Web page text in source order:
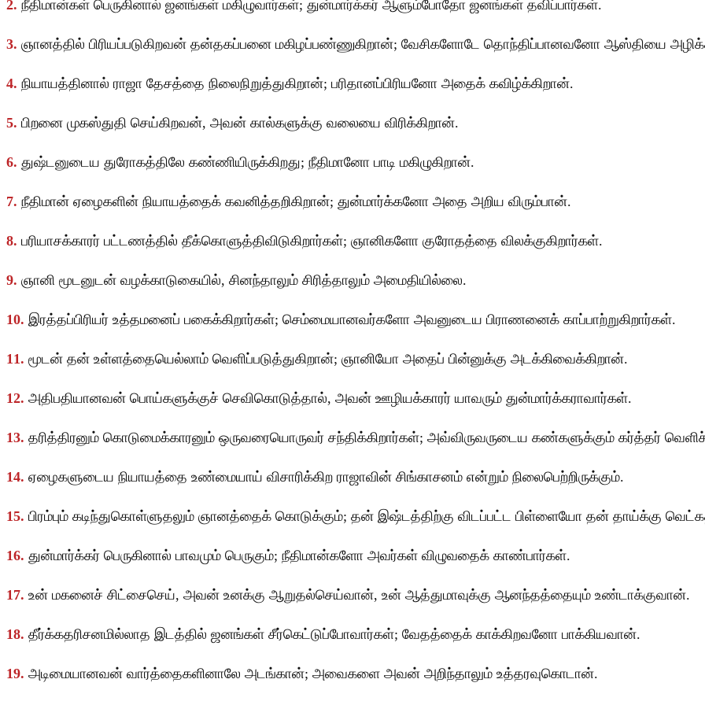
2. நீதிமான்கள் பெருகினால் ஜனங்கள் மகிழுவார்கள்; துன்மார்க்கர் ஆளும்போதோ ஜனங்கள் தவிப்பார்கள்.
3. ஞானத்தில் பிரியப்படுகிறவன் தன்தகப்பனை மகிழப்பண்ணுகிறான்; வேசிகளோடே தொந்திப்பானவனோ ஆஸ்தியை
4. நியாயத்தினால் ராஜா தேசத்தை நிலைநிறுத்துகிறான்; பரிதானப்பிரியனோ அதைக் கவிழ்க்கிறான்.
5. பிறனை முகஸ்துதி செய்கிறவன், அவன் கால்களுக்கு வலையை விரிக்கிறான்.
6. துஷ்டனுடைய துரோகத்திலே கண்ணியிருக்கிறது; நீதிமானோ பாடி மகிழுகிறான்.
7. நீதிமான் ஏழைகளின் நியாயத்தைக் கவனித்தறிகிறான்; துன்மார்க்கனோ அதை அறிய விரும்பான்.
8. பரியாசக்காரர் பட்டணத்தில் தீக்கொளுத்திவிடுகிறார்கள்; ஞானிகளோ குரோதத்தை விலக்குகிறார்கள்.
9. ஞானி மூடனுடன் வழக்காடுகையில், சினந்தாலும் சிரித்தாலும் அமைதியில்லை.
10. இரத்தப்பிரியர் உத்தமனைப் பகைக்கிறார்கள்; செம்மையானவர்களோ அவனுடைய பிராணனைக் காப்பாற்றுகிறார்கள்.
11. மூடன் தன் உள்ளத்தையெல்லாம் வெளிப்படுத்துகிறான்; ஞானியோ அதைப் பின்னுக்கு அடக்கிவைக்கிறான்.
12. அதிபதியானவன் பொய்களுக்குச் செவிகொடுத்தால், அவன் ஊழியக்காரர் யாவரும் துன்மார்க்கராவார்கள்.
13. தரித்திரனும் கொடுமைக்காரனும் ஒருவரையொருவர் சந்திக்கிறார்கள்; அவ்விருவருடைய கண்களுக்கும் கர்த்தர்
14. ஏழைகளுடைய நியாயத்தை உண்மையாய் விசாரிக்கிற ராஜாவின் சிங்காசனம் என்றும் நிலைபெற்றிருக்கும்.
15. பிரம்பும் கடிந்துகொள்ளுதலும் ஞானத்தைக் கொடுக்கும்; தன் இஷ்டத்திற்கு விடப்பட்ட பிள்ளையோ தன் தாய்க்கு
16. துன்மார்க்கர் பெருகினால் பாவமும் பெருகும்; நீதிமான்களோ அவர்கள் விழுவதைக் காண்பார்கள்.
17. உன் மகனைச் சிட்சைசெய், அவன் உனக்கு ஆறுதல்செய்வான், உன் ஆத்துமாவுக்கு ஆனந்தத்தையும் உண்டாக்குவான்.
18. தீர்க்கதரிசனமில்லாத இடத்தில் ஜனங்கள் சீர்கெட்டுப்போவார்கள்; வேதத்தைக் காக்கிறவனோ பாக்கியவான்.
19. அடிமையானவன் வார்த்தைகளினாலே அடங்கான்; அவைகளை அவன் அறிந்தாலும் உத்தரவுகொடான்.